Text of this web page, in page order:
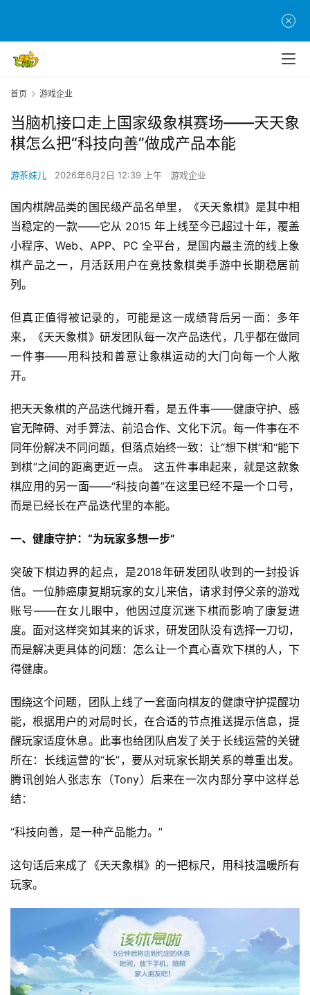
首页 游戏企业
当脑机接口走上国家级象棋赛场——天天象
棋怎么把“科技向善”做成产品本能
游茶妹儿 2026年6月2日 12:39 上午 游戏企业
国内棋牌品类的国民级产品名单里，《天天象棋》是其中相
当稳定的一款——它从 2015 年上线至今已超过十年，覆盖
小程序、Web、APP、PC 全平台，是国内最主流的线上象
棋产品之一，月活跃用户在竞技象棋类手游中长期稳居前
列。
但真正值得被记录的，可能是这一成绩背后另一面：多年
来，《天天象棋》研发团队每一次产品迭代，几乎都在做同
一件事——用科技和善意让象棋运动的大门向每一个人敞
开。
把天天象棋的产品迭代摊开看，是五件事——健康守护、感
官无障碍、对手算法、前沿合作、文化下沉。每一件事在不
同年份解决不同问题，但落点始终一致：让“想下棋”和“能下
到棋”之间的距离更近一点。 这五件事串起来，就是这款象
棋应用的另一面——“科技向善”在这里已经不是一个口号，
而是已经长在产品迭代里的本能。
一、健康守护：“为玩家多想一步”
突破下棋边界的起点，是2018年研发团队收到的一封投诉
信。一位肺癌康复期玩家的女儿来信，请求封停父亲的游戏
账号——在女儿眼中，他因过度沉迷下棋而影响了康复进
度。面对这样突如其来的诉求，研发团队没有选择一刀切，
而是解决更具体的问题：怎么让一个真心喜欢下棋的人，下
得健康。
围绕这个问题，团队上线了一套面向棋友的健康守护提醒功
能，根据用户的对局时长，在合适的节点推送提示信息，提
醒玩家适度休息。此事也给团队启发了关于长线运营的关键
所在：长线运营的“长”，要从对玩家长期关系的尊重出发。
腾讯创始人张志东（Tony）后来在一次内部分享中这样总
结：
“科技向善，是一种产品能力。”
这句话后来成了《天天象棋》的一把标尺，用科技温暖所有
玩家。